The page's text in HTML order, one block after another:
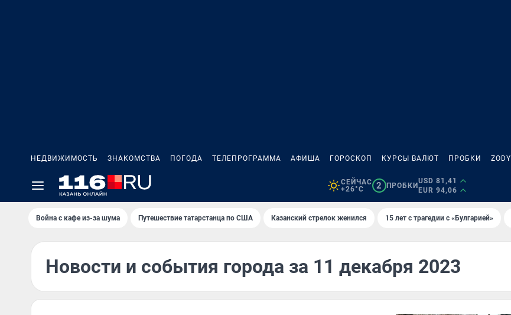
НЕДВИЖИМОСТЬ ЗНАКОМСТВА ПОГОДА ТЕЛЕПРОГРАММА АФИША ГОРОСКОП КУРСЫ ВАЛЮТ ПРОБКИ ZODY
СЕЙЧАС
+26°C
2 ПРОБКИ
USD 81,41
EUR 94,06
Война с кафе из-за шума Путешествие татарстанца по США Казанский стрелок женился 15 лет с трагедии с «Булгарией»
Новости и события города за 11 декабря 2023